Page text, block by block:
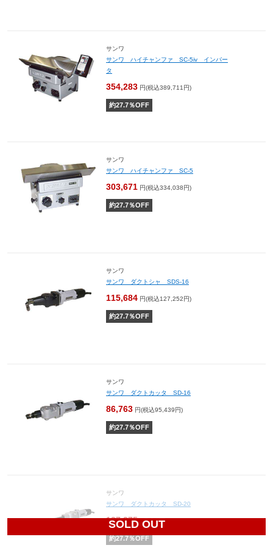
サンワ
サンワ ハイチャンファ SC-5iv インバー
タ
354,283 円(税込389,711円)
約27.7％OFF
サンワ
サンワ ハイチャンファ SC-5
303,671 円(税込334,038円)
約27.7％OFF
サンワ
サンワ ダクトシャ SDS-16
115,684 円(税込127,252円)
約27.7％OFF
サンワ
サンワ ダクトカッタ SD-16
86,763 円(税込95,439円)
約27.7％OFF
SOLD OUT
サンワ
サンワ ダクトカッタ SD-20
137,375円(税込151,113円)
約27.7％OFF